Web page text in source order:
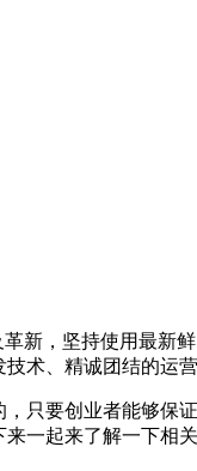
新，坚持使用最
术、精诚团结的运
只要创业者能够保
一起来了解一下相关